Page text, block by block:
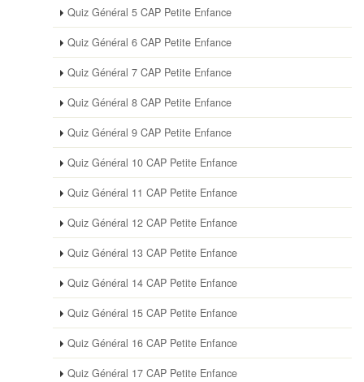
Quiz Général 5 CAP Petite Enfance
Quiz Général 6 CAP Petite Enfance
Quiz Général 7 CAP Petite Enfance
Quiz Général 8 CAP Petite Enfance
Quiz Général 9 CAP Petite Enfance
Quiz Général 10 CAP Petite Enfance
Quiz Général 11 CAP Petite Enfance
Quiz Général 12 CAP Petite Enfance
Quiz Général 13 CAP Petite Enfance
Quiz Général 14 CAP Petite Enfance
Quiz Général 15 CAP Petite Enfance
Quiz Général 16 CAP Petite Enfance
Quiz Général 17 CAP Petite Enfance